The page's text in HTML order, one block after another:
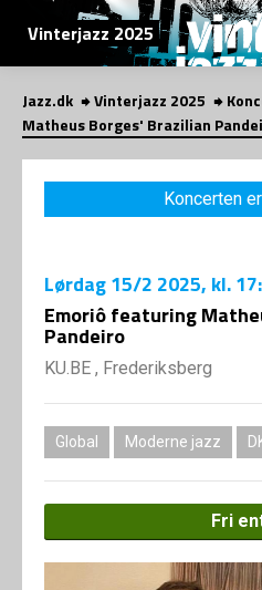
Vinterjazz 2025
Jazz.dk Vinterjazz 2025
Matheus Borges' Brazilian
Koncerten
Lørdag15/2 2025, kl.
Emoriô featuring
Pandeiro
KU.BE , Frederiksberg
Global Moderne jazz
Fri